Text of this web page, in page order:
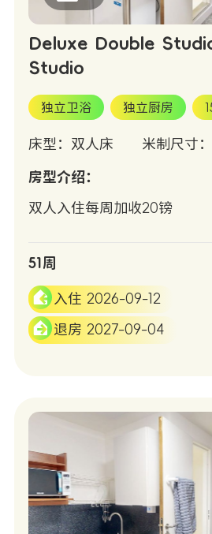
Deluxe Double
Studio
独立卫浴 独立厨房
床型：双人床 米制尺寸
房型介绍：
双人入住每周加收20镑
51周
入住 2026-09-12
退房 2027-09-04